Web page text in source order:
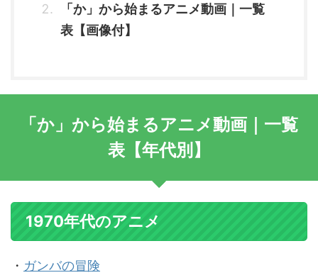
「か」から始まるアニメ動画｜一覧
表【画像付】
「か」から始まるアニメ動画｜一覧
表【年代別】
1970年代のアニメ
・ ガンバの冒険